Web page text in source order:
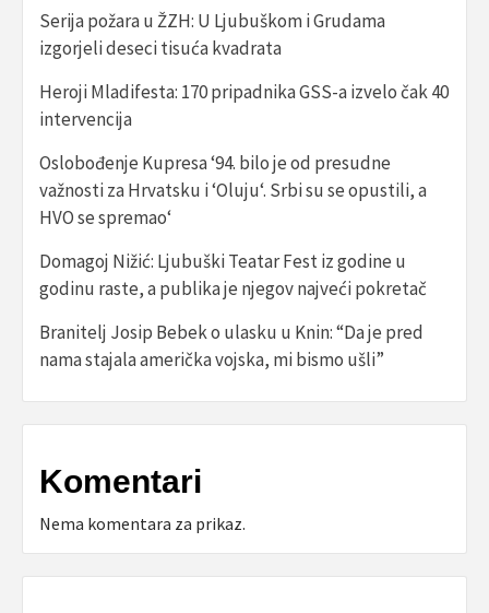
Serija požara u ŽZH: U Ljubuškom i Grudama
izgorjeli deseci tisuća kvadrata
Heroji Mladifesta: 170 pripadnika GSS-a izvelo čak 40
intervencija
Oslobođenje Kupresa ‘94. bilo je od presudne
važnosti za Hrvatsku i ‘Oluju‘. Srbi su se opustili, a
HVO se spremao‘
Domagoj Nižić: Ljubuški Teatar Fest iz godine u
godinu raste, a publika je njegov najveći pokretač
Branitelj Josip Bebek o ulasku u Knin: “Da je pred
nama stajala američka vojska, mi bismo ušli”
Komentari
Nema komentara za prikaz.